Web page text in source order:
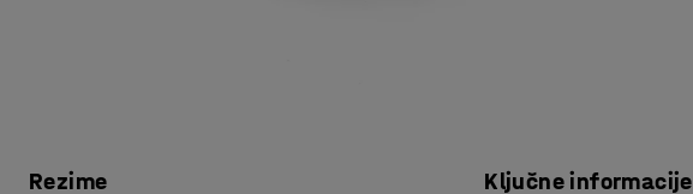
Rezime Ključne informacije